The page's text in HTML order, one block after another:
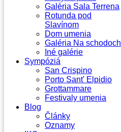
Galéria Sala Terrena
Rotunda pod
Slavínom
Dom umenia
Galéria Na schodoch
Iné galérie
Sympóziá
San Crispino
Porto Sant' Elpidio
Grottammare
Festivaly umenia
Blog
Články
Oznamy